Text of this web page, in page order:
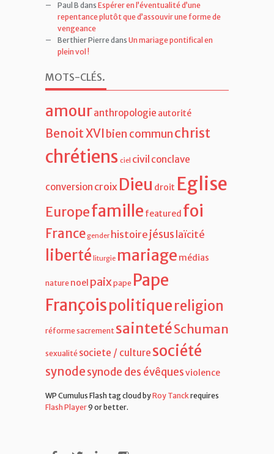
Paul B dans Espérer en l’éventualité d’une
repentance plutôt que d’assouvir une forme de
vengeance
Berthier Pierredans Un mariage pontifical en
plein vol !
MOTS-CLÉS.
amouranthropologie autorité
Benoit XVIbien communchrist
chrétiens ciel civil conclave
conversion croix Dieu droit Eglise
Europefamille featured foi
Francegender histoire jésus laïcité
liberté liturgie mariage médias
nature noel paixpape Pape
Françoispolitiquereligion
réformesacrement saintetéSchuman
sexualité societe / culture société
synodesynode des évêquesviolence
WP Cumulus Flash tag cloud byRoy Tanckrequires
Flash Player9 or better.